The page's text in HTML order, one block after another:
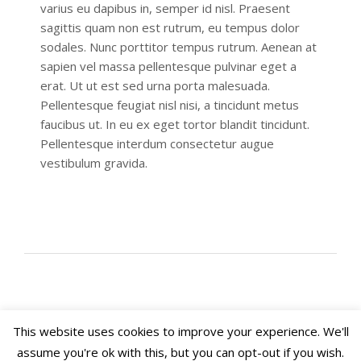
varius eu dapibus in, semper id nisl. Praesent
sagittis quam non est rutrum, eu tempus dolor
sodales. Nunc porttitor tempus rutrum. Aenean at
sapien vel massa pellentesque pulvinar eget a
erat. Ut ut est sed urna porta malesuada.
Pellentesque feugiat nisl nisi, a tincidunt metus
faucibus ut. In eu ex eget tortor blandit tincidunt.
Pellentesque interdum consectetur augue
vestibulum gravida.
Copyright 2020. Arch House Bed & Breakfast and
This website uses cookies to improve your experience. We'll
assume you're ok with this, but you can opt-out if you wish.